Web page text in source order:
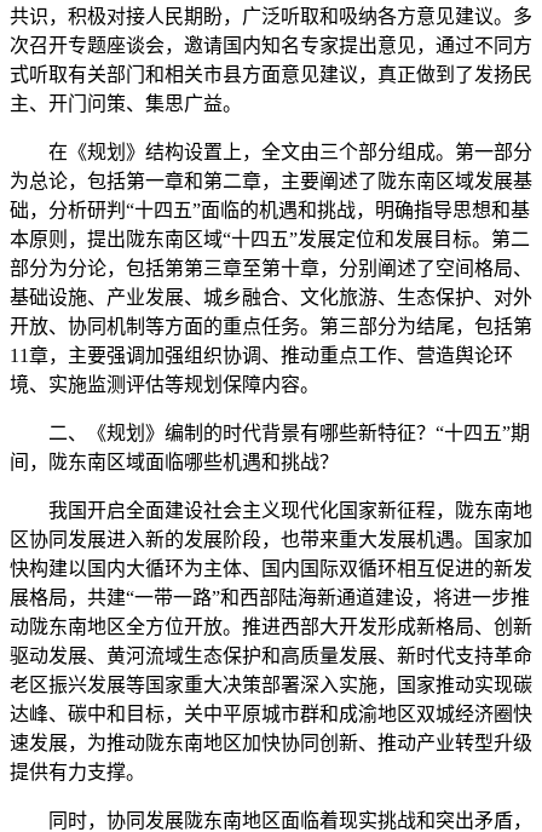
共识，积极对接人民期盼，广泛听取和吸纳各方意见建议。多
次召开专题座谈会，邀请国内知名专家提出意见，通过不同方
式听取有关部门和相关市县方面意见建议，真正做到了发扬民
主、开门问策、集思广益。
在《规划》结构设置上，全文由三个部分组成。第一部分
为总论，包括第一章和第二章，主要阐述了陇东南区域发展基
础，分析研判“十四五”面临的机遇和挑战，明确指导思想和基
本原则，提出陇东南区域“十四五”发展定位和发展目标。第二
部分为分论，包括第第三章至第十章，分别阐述了空间格局、
基础设施、产业发展、城乡融合、文化旅游、生态保护、对外
开放、协同机制等方面的重点任务。第三部分为结尾，包括第
11章，主要强调加强组织协调、推动重点工作、营造舆论环
境、实施监测评估等规划保障内容。
二、《规划》编制的时代背景有哪些新特征？“十四五”期
间，陇东南区域面临哪些机遇和挑战？
我国开启全面建设社会主义现代化国家新征程，陇东南地
区协同发展进入新的发展阶段，也带来重大发展机遇。国家加
快构建以国内大循环为主体、国内国际双循环相互促进的新发
展格局，共建“一带一路”和西部陆海新通道建设，将进一步推
动陇东南地区全方位开放。推进西部大开发形成新格局、创新
驱动发展、黄河流域生态保护和高质量发展、新时代支持革命
老区振兴发展等国家重大决策部署深入实施，国家推动实现碳
达峰、碳中和目标，关中平原城市群和成渝地区双城经济圈快
速发展，为推动陇东南地区加快协同创新、推动产业转型升级
提供有力支撑。
同时，协同发展陇东南地区面临着现实挑战和突出矛盾，